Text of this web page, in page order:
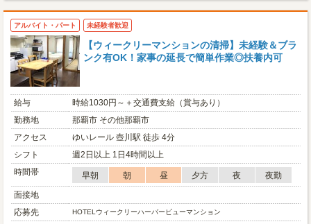
アルバイト・パート 未経験者歓迎
【ウィークリーマンションの清掃】未経験＆ブラ
ンク有OK！家事の延長で簡単作業◎扶養内可
給与
時給1030円～＋交通費支給（賞与あり）
勤務地
那覇市 その他那覇市
アクセス
ゆいレール 壺川駅 徒歩 4分
シフト
週2日以上 1日4時間以上
時間帯
早朝 朝 昼 夕方 夜
夜勤
面接地
応募先
HOTELウィークリーハーバービューマンション